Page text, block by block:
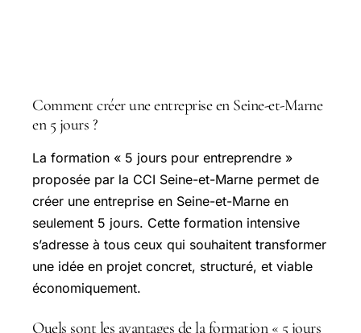
Comment créer une entreprise en Seine-et-Marne
en 5 jours ?
La formation « 5 jours pour entreprendre »
proposée par la CCI Seine-et-Marne permet de
créer une entreprise en Seine-et-Marne en
seulement 5 jours. Cette formation intensive
s’adresse à tous ceux qui souhaitent transformer
une idée en projet concret, structuré, et viable
économiquement.
Quels sont les avantages de la formation « 5 jours